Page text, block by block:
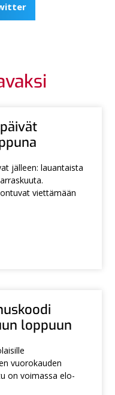
jälleen: lauantaista
viettämään
loppuun
vuorokauden
on voimassa elo-